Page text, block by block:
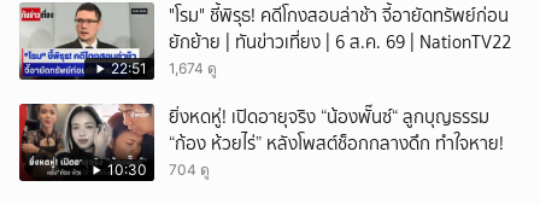
22:51
"โรม" ชี้พิรุธ! คดีโกงสอบล่าช้า จี้อายัดทรัพย์ก่อน
ยักย้าย | ทันข่าวเที่ยง | 6 ส.ค. 69 | NationTV22
1,674 ดู
10:30
ยิ่งหดหู่! เปิดอายุจริง “น้องพั๊นซ์“ ลูกบุญธรรม
“ก้อง ห้วยไร่” หลังโพสต์ช็อกกลางดึก ทำใจหาย!
704 ดู